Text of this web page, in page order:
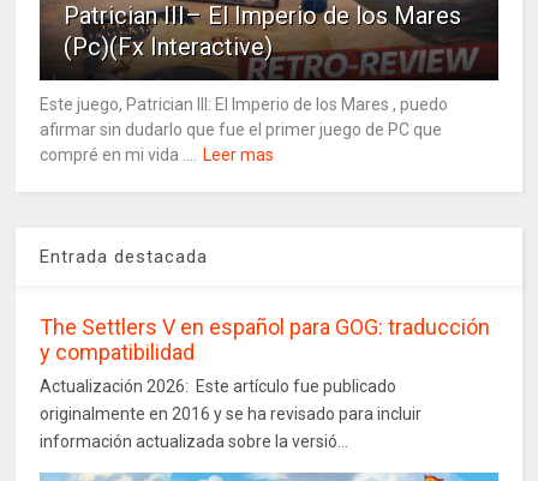
Patrician III– El Imperio de los Mares
(Pc)(Fx Interactive)
Este juego, Patrician III: El Imperio de los Mares , puedo
afirmar sin dudarlo que fue el primer juego de PC que
compré en mi vida .... Leer mas
Entrada destacada
The Settlers V en español para GOG: traducción
y compatibilidad
Actualización 2026: Este artículo fue publicado
originalmente en 2016 y se ha revisado para incluir
información actualizada sobre la versió...